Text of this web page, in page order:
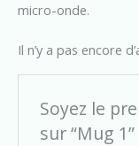
micro-onde.
Il n’y a pas encore
Soyez le
sur “Mug 1”